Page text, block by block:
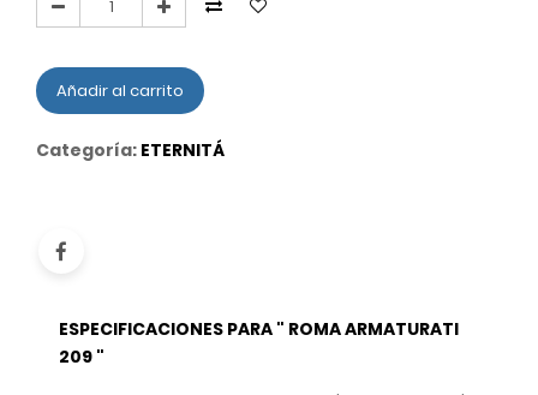
Añadir al carrito
Categoría: ETERNITÁ
ESPECIFICACIONES PARA " ROMA ARMATURATI
209 "